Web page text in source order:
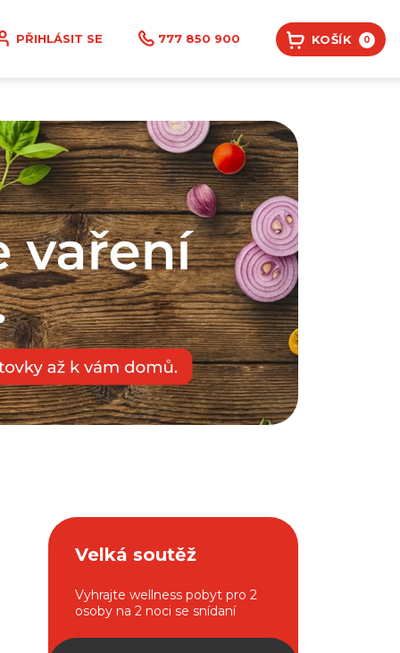
PŘIHLÁSIT SE 777 850 900 KOŠÍK 0
Velká soutěž
Vyhrajte wellness pobyt pro 2
osoby na 2 noci se snídaní